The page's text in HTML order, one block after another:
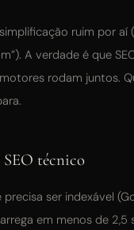
ruim por aí
A verdade é que
rodam juntos.
técnico
precisa ser indexável
em menos de 2,5